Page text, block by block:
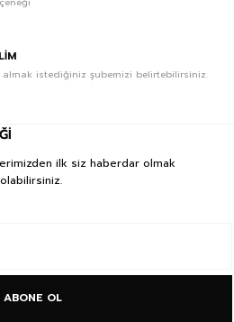
almak istediğiniz şubemizi belirtebilirsiniz.
ilk siz haberdar olmak
ABONE OL